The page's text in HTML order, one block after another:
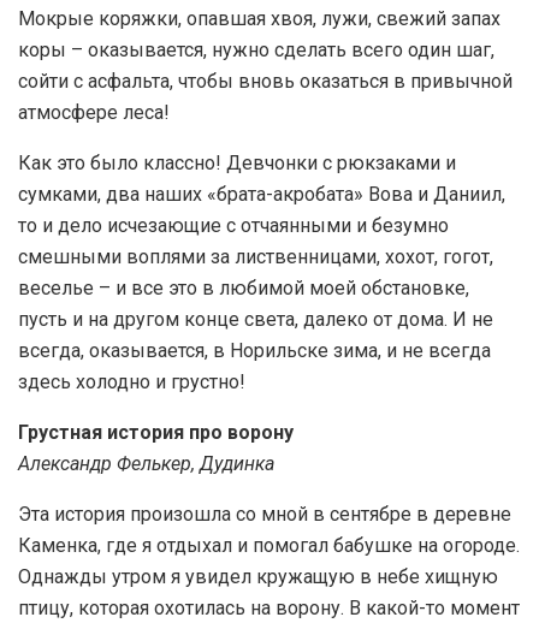
Мокрые коряжки, опавшая хвоя, лужи, свежий запах
коры – оказывается, нужно сделать всего один шаг,
сойти с асфальта, чтобы вновь оказаться в привычной
атмосфере леса!
Как это было классно! Девчонки с рюкзаками и
сумками, два наших «брата-акробата» Вова и Даниил,
то и дело исчезающие с отчаянными и безумно
смешными воплями за лиственницами, хохот, гогот,
веселье – и все это в любимой моей обстановке,
пусть и на другом конце света, далеко от дома. И не
всегда, оказывается, в Норильске зима, и не всегда
здесь холодно и грустно!
Грустная история про ворону
Александр Фелькер, Дудинка
Эта история произошла со мной в сентябре в деревне
Каменка, где я отдыхал и помогал бабушке на огороде.
Однажды утром я увидел кружащую в небе хищную
птицу, которая охотилась на ворону. В какой-то момент